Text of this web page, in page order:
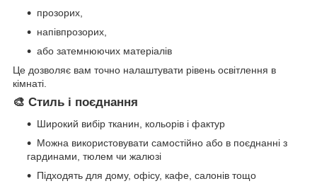
прозорих,
напівпрозорих,
або затемнюючих матеріалів
Це дозволяє вам точно налаштувати рівень освітлення в
кімнаті.
🎨 Стиль і поєднання
Широкий вибір тканин, кольорів і фактур
Можна використовувати самостійно або в поєднанні з
гардинами, тюлем чи жалюзі
Підходять для дому, офісу, кафе, салонів тощо